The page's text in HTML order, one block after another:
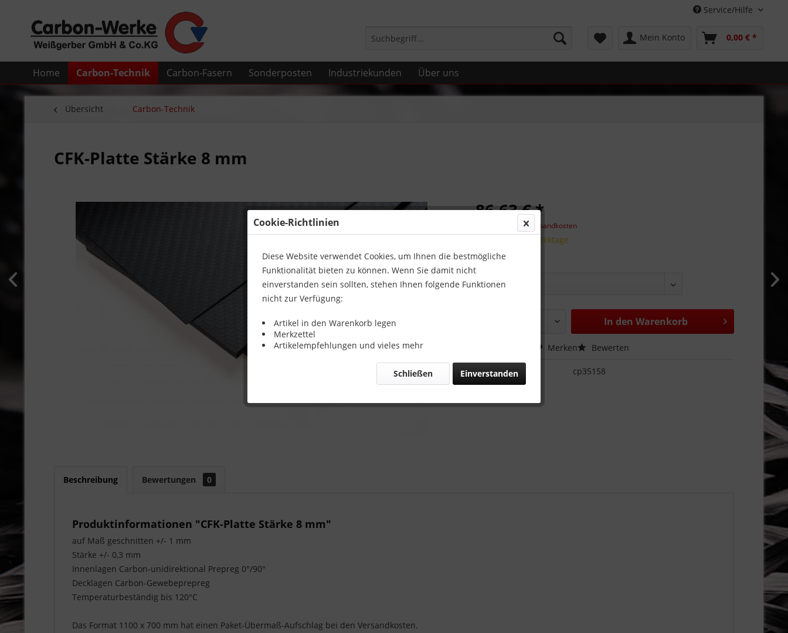
Service/Hilfe
Mein Konto 0,00 € *
Home Carbon-Technik Carbon-Fasern Sonderposten Industriekunden Über uns
Übersicht Carbon-Technik
CFK-Platte Stärke 8 mm
86,63 € *
zzgl. Versandkosten
Lieferzeit 5 Werktage
Größe:
In den Warenkorb
Merken Bewerten
Artikel-Nr.: cp35158
Beschreibung Bewertungen 0
Produktinformationen "CFK-Platte Stärke 8 mm"
auf Maß geschnitten +/- 1 mm
Stärke +/- 0,3 mm
Innenlagen Carbon-unidirektional Prepreg 0°/90°
Decklagen Carbon-Gewebeprepreg
Temperaturbeständig bis 120°C
Das Format 1100 x 700 mm hat einen Paket-Übermaß-Aufschlag bei den Versandkosten.
Cookie-Richtlinien
Diese Website verwendet Cookies, um Ihnen die bestmögliche
Funktionalität bieten zu können. Wenn Sie damit nicht
einverstanden sein sollten, stehen Ihnen folgende Funktionen
nicht zur Verfügung:
Artikel in den Warenkorb legen
Merkzettel
Artikelempfehlungen und vieles mehr
Einverstanden
Schließen